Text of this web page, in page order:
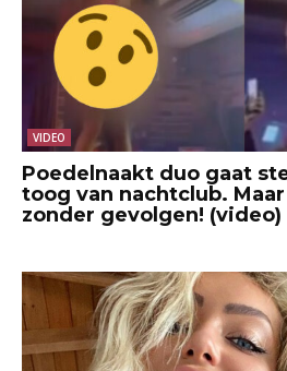
VIDEO
Poedelnaakt duo gaat
toog van nachtclub.
zonder gevolgen! (video)